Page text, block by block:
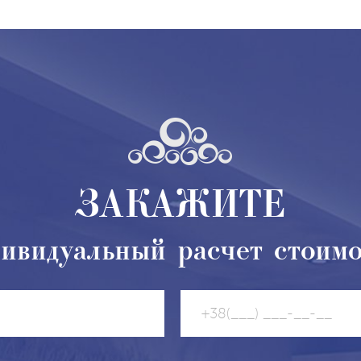
ЗАКАЖИТЕ
расчет